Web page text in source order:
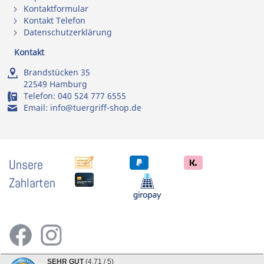
Kontaktformular
Kontakt Telefon
Datenschutzerklärung
Kontakt
Brandstücken 35
22549 Hamburg
Telefon: 040 524 777 6555
Email: info@tuergriff-shop.de
Unsere
Zahlarten
SEHR GUT (4.71 / 5)